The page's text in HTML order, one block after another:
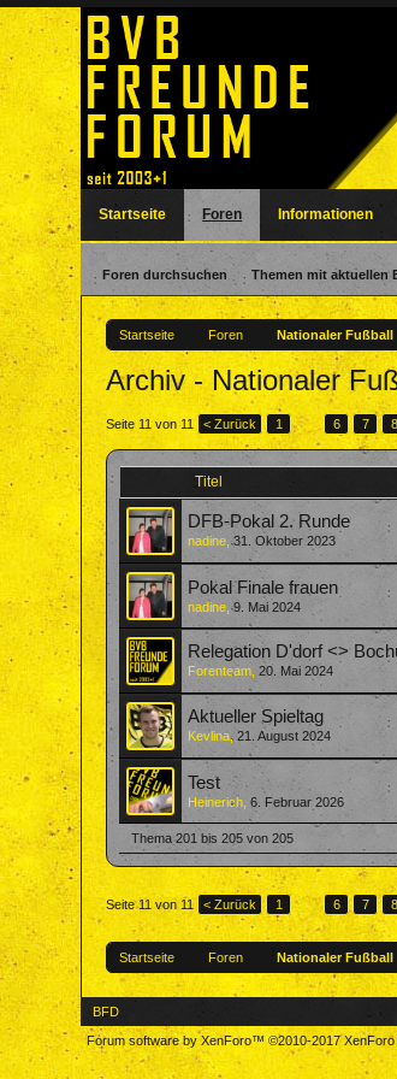
Startseite Foren Nationaler Fußball
Archiv - Nationaler
Seite 11 von 11 < Zurück 1 ← 6 7 8
Titel
DFB-Pokal 2. Runde
nadine ,31. Oktober 2023
Pokal Finale frauen
nadine ,9. Mai 2024
Relegation D'dorf <>
Forenteam ,20. Mai 2024
Aktueller Spieltag
Kevlina,21. August 2024
Test
Heinerich ,6. Februar 2026
Thema 201 bis 205 von 205
Seite 11 von 11 < Zurück 1 ← 6 7 8
Startseite Foren Nationaler Fußball
Startseite Foren
Foren durchsuchen Themen mit aktuellen
Informationen
BFD
Forum software by XenForo™©2010-2017 XenForo